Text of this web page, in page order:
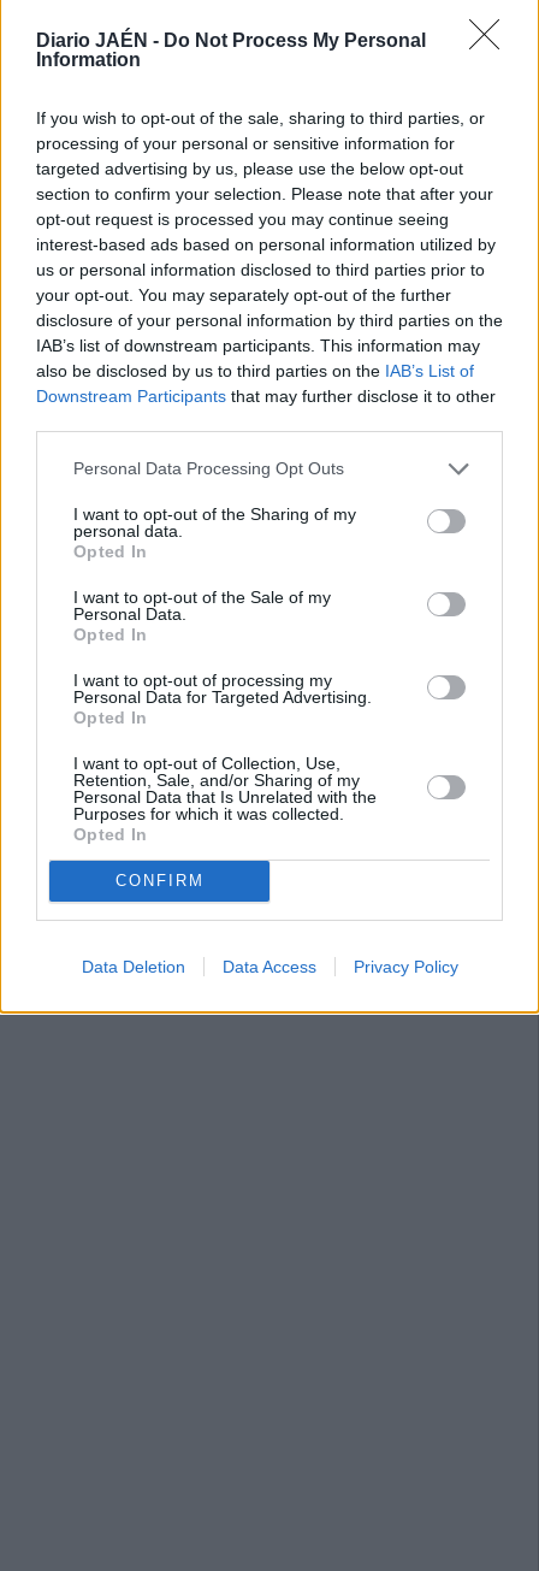
Diario JAÉN - Do Not Process My Personal
Information
If you wish to opt-out of the sale, sharing to third parties, or
processing of your personal or sensitive information for
targeted advertising by us, please use the below opt-out
section to confirm your selection. Please note that after your
opt-out request is processed you may continue seeing
interest-based ads based on personal information utilized by
us or personal information disclosed to third parties prior to
your opt-out. You may separately opt-out of the further
disclosure of your personal information by third parties on the
IAB’s list of downstream participants. This information may
also be disclosed by us to third parties on the IAB’s List of
Downstream Participants that may further disclose it to other
Personal Data Processing Opt Outs
I want to opt-out of the Sharing of my
personal data.
Opted In
I want to opt-out of the Sale of my
Personal Data.
Opted In
I want to opt-out of processing my
Personal Data for Targeted Advertising.
Opted In
I want to opt-out of Collection, Use,
Retention, Sale, and/or Sharing of my
Personal Data that Is Unrelated with the
Purposes for which it was collected.
Opted In
CONFIRM
Data Deletion Data Access Privacy Policy
mismas”, pronosticó Balbín, que lamentó que, “cada dos
por tres”, la plantilla esté sufriendo demoras en el cobro
de las nóminas.
los retrasos en los pagos se debe a una “falta de liquidez”
como consecuencia de la deuda municipal., los
trabajadores siempre han dirigido sus amenazas al
Ayuntamiento Sin embargo, tanto en enero de 2012, como
ahora, el equipo de Gobierno local ha cuestionado al
empresario, puesto que el 60% de la recaudación la
obtiene de forma directa por la venta de billetes.